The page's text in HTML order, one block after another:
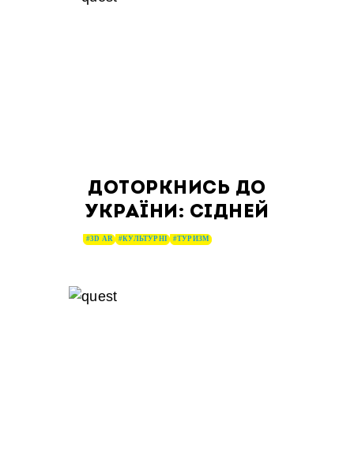
ДОТОРКНИСЬ ДО
УКРАЇНИ: СІДНЕЙ
#3D AR #КУЛЬТУРНІ #ТУРИЗМ